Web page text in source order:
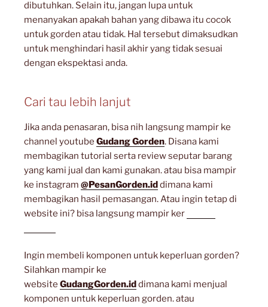
dibutuhkan. Selain itu, jangan lupa untuk
menanyakan apakah bahan yang dibawa itu cocok
untuk gorden atau tidak. Hal tersebut dimaksudkan
untuk menghindari hasil akhir yang tidak sesuai
dengan ekspektasi anda.
Cari tau lebih lanjut
Jika anda penasaran, bisa nih langsung mampir ke
channel youtube Gudang Gorden. Disana kami
membagikan tutorial serta review seputar barang
yang kami jual dan kami gunakan. atau bisa mampir
ke instagram @PesanGorden.iddimana kami
membagikan hasil pemasangan. Atau ingin tetap di
website ini? bisa langsung mampir ker
Ingin membeli komponen untuk keperluan gorden?
Silahkan mampir ke
website GudangGorden.iddimana kami menjual
komponen untuk keperluan gorden. atau